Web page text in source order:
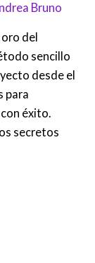
Bruno
oro del
sencillo
desde el
para
éxito.
secretos